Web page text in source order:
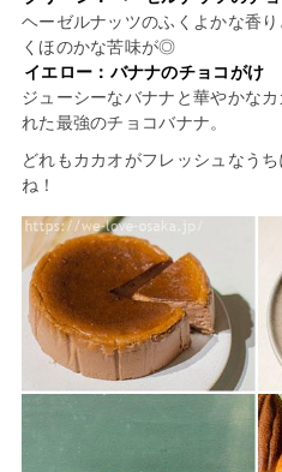
ヘーゼルナッツのふくよかな香
くほのかな苦味が◎
イエロー：バナナのチョコがけ
ジューシーなバナナと華やかな
れた最強のチョコバナナ。
どれもカカオがフレッシュなう
ね！